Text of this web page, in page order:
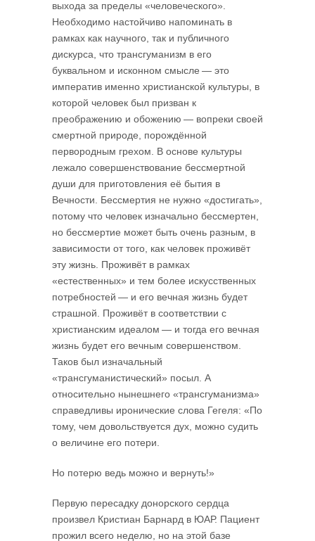
выхода за пределы «человеческого».
Необходимо настойчиво напоминать в
рамках как научного, так и публичного
дискурса, что трансгуманизм в его
буквальном и исконном смысле — это
императив именно христианской культуры, в
которой человек был призван к
преображению и обожению — вопреки своей
смертной природе, порождённой
первородным грехом. В основе культуры
лежало совершенствование бессмертной
души для приготовления её бытия в
Вечности. Бессмертия не нужно «достигать»,
потому что человек изначально бессмертен,
но бессмертие может быть очень разным, в
зависимости от того, как человек проживёт
эту жизнь. Проживёт в рамках
«естественных» и тем более искусственных
потребностей — и его вечная жизнь будет
страшной. Проживёт в соответствии с
христианским идеалом — и тогда его вечная
жизнь будет его вечным совершенством.
Таков был изначальный
«трансгуманистический» посыл. А
относительно нынешнего «трансгуманизма»
справедливы иронические слова Гегеля: «По
тому, чем довольствуется дух, можно судить
о величине его потери.
Но потерю ведь можно и вернуть!»
Первую пересадку донорского сердца
произвел Кристиан Барнард в ЮАР. Пациент
прожил всего неделю, но на этой базе